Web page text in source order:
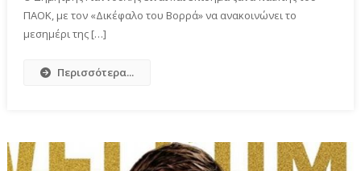
ΠΑΟΚ, με τον «Δικέφαλο του Βορρά» να ανακοινώνει το
μεσημέρι της […]
Περισσότερα...